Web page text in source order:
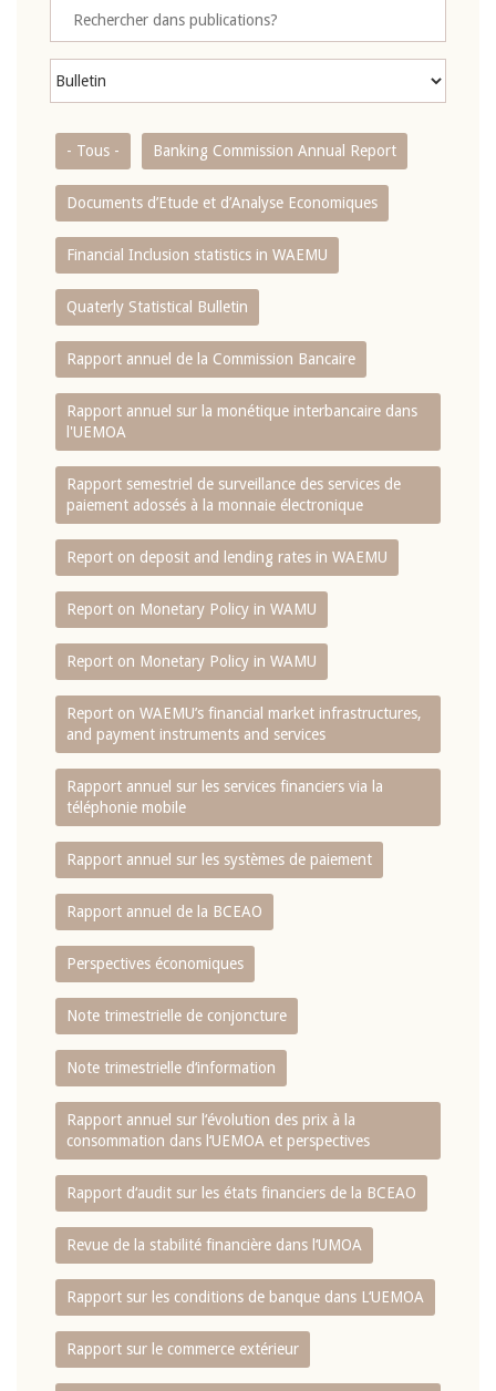
- Tous - Banking Commission Annual Report
Documents d’Etude et d’Analyse Economiques
Financial Inclusion statistics in WAEMU
Quaterly Statistical Bulletin
Rapport annuel de la Commission Bancaire
Rapport annuel sur la monétique interbancaire dans
l'UEMOA
Rapport semestriel de surveillance des services de
paiement adossés à la monnaie électronique
Report on deposit and lending rates in WAEMU
Report on Monetary Policy in WAMU
Report on Monetary Policy in WAMU
Report on WAEMU’s financial market infrastructures,
and payment instruments and services
Rapport annuel sur les services financiers via la
téléphonie mobile
Rapport annuel sur les systèmes de paiement
Rapport annuel de la BCEAO
Perspectives économiques
Note trimestrielle de conjoncture
Note trimestrielle d‘information
Rapport annuel sur l‘évolution des prix à la
consommation dans l‘UEMOA et perspectives
Rapport d‘audit sur les états financiers de la BCEAO
Revue de la stabilité financière dans l‘UMOA
Rapport sur les conditions de banque dans L‘UEMOA
Rapport sur le commerce extérieur